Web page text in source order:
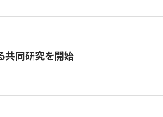
共同研究を開始